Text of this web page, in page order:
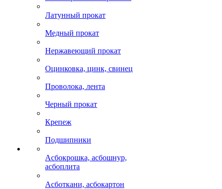
Латунный прокат
Медный прокат
Нержавеющий прокат
Оцинковка, цинк, свинец
Проволока, лента
Черный прокат
Крепеж
Подшипники
Асбокрошка, асбошнур,
асбоплита
Асботкани, асбокартон